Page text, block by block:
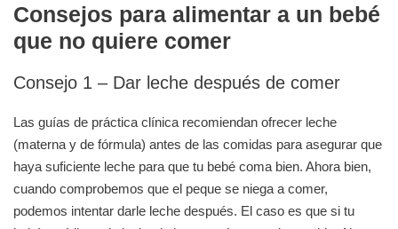
Consejos para alimentar a un bebé
que no quiere comer
Consejo 1 – Dar leche después de comer
Las guías de práctica clínica recomiendan ofrecer leche
(materna y de fórmula) antes de las comidas para asegurar que
haya suficiente leche para que tu bebé coma bien. Ahora bien,
cuando comprobemos que el peque se niega a comer,
podemos intentar darle leche después. El caso es que si tu